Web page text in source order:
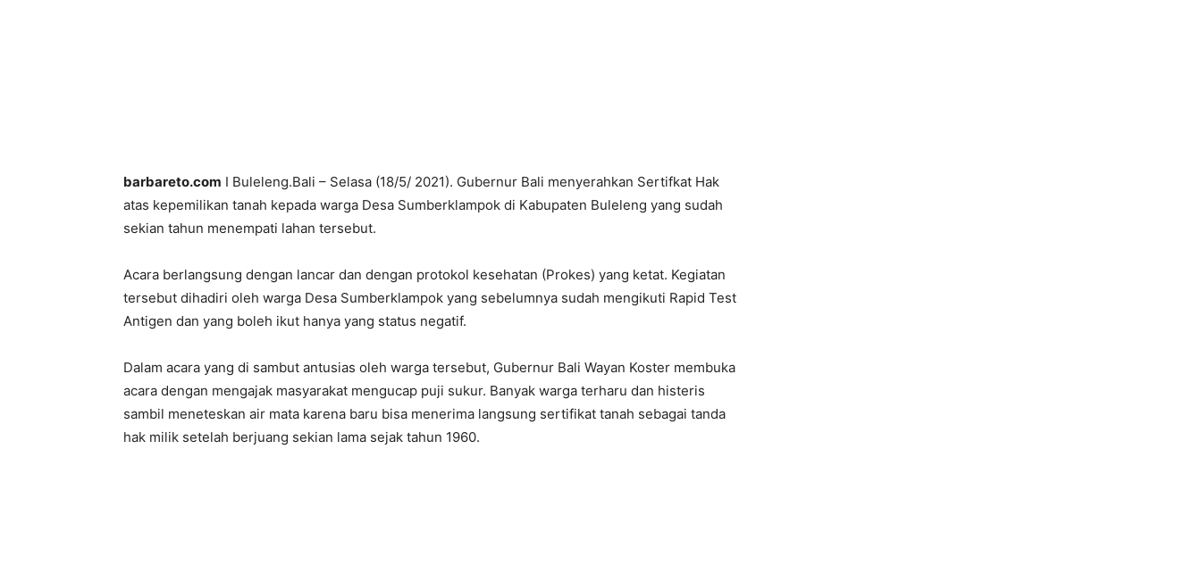
barbareto.com I Buleleng.Bali – Selasa (18/5/ 2021). Gubernur Bali menyerahkan Sertifkat Hak
atas kepemilikan tanah kepada warga Desa Sumberklampok di Kabupaten Buleleng yang sudah
sekian tahun menempati lahan tersebut.
Acara berlangsung dengan lancar dan dengan protokol kesehatan (Prokes) yang ketat. Kegiatan
tersebut dihadiri oleh warga Desa Sumberklampok yang sebelumnya sudah mengikuti Rapid Test
Antigen dan yang boleh ikut hanya yang status negatif.
Dalam acara yang di sambut antusias oleh warga tersebut, Gubernur Bali Wayan Koster membuka
acara dengan mengajak masyarakat mengucap puji sukur. Banyak warga terharu dan histeris
sambil meneteskan air mata karena baru bisa menerima langsung sertifikat tanah sebagai tanda
hak milik setelah berjuang sekian lama sejak tahun 1960.